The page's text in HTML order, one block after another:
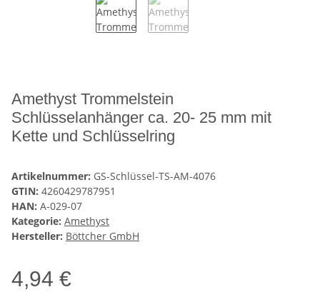
Amethyst Trommelstein
Schlüsselanhänger ca. 20- 25 mm mit
Kette und Schlüsselring
Artikelnummer: GS-Schlüssel-TS-AM-4076
GTIN: 4260429787951
HAN: A-029-07
Kategorie: Amethyst
Hersteller: Böttcher GmbH
4,94 €